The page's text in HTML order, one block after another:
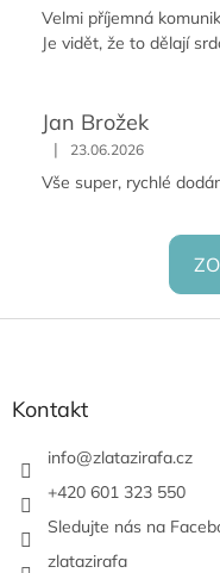
Velmi příjemná
Je vidět, že to dělají
Jan Brožek
| 23.06.2026
Vše super, rychlé
Z
Kontakt
info@zlatazirafa.cz
+420 601 323 550
Sledujte nás na
zlatazirafa